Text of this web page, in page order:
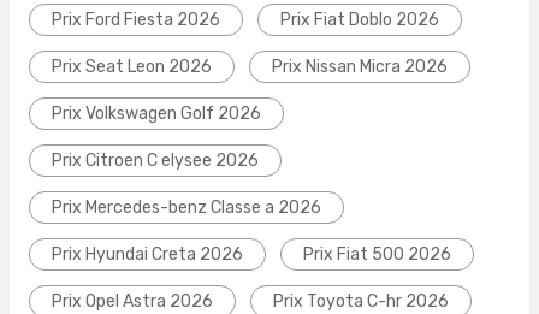
Prix Ford Fiesta 2026 Prix Fiat Doblo 2026
Prix Seat Leon 2026 Prix Nissan Micra 2026
Prix Volkswagen Golf 2026
Prix Citroen C elysee 2026
Prix Mercedes-benz Classe a 2026
Prix Hyundai Creta 2026 Prix Fiat 500 2026
Prix Opel Astra 2026 Prix Toyota C-hr 2026